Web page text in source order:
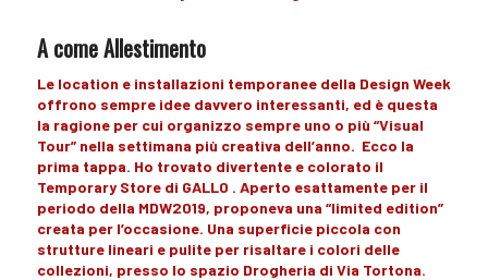
A come Allestimento
Lelocation einstallazioni temporanee della Design Week
offrono sempre ideedavvero interessanti, ed è questa
la ragione per cui organizzo sempre uno o più “Visual
Tour”nella settimana più creativa dell’anno. Ecco la
prima tappa. Ho trovato divertente e colorato il
Temporary Storedi GALLO . Aperto esattamente per il
periodo della MDW2019, proponeva una “limited edition”
creata per l’occasione. Una superficiepiccola con
strutture lineari e pulite per risaltare i colori delle
collezioni, presso lo spazio Drogheria di Via Tortona.